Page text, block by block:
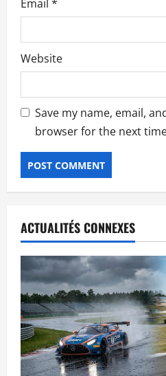
Email *
Website
Save my name, email,
browser for the next
ACTUALITÉS CONNEXES